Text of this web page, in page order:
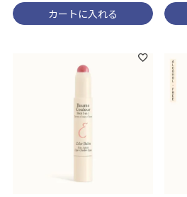
カートに入れる